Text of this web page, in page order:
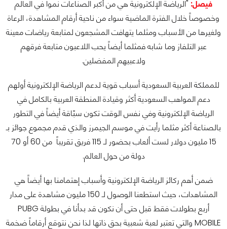
فيصل: "الرياضة الإلكترونية هي من أكبر الصناعات نمواً في العالم
وخصوصاً خلال الفترة الماضية سواء من ناحية أرقام المشاهدة، الرعاة
ولغيرها من الأسباب ومثلما يتهافت المشجعون لمتابعة رياضات معينة
عبر التلفاز وما شابه فمثلما أيضاً يحب اللاعبون متابعة فرقهم
ولاعبيهم المفضلين.
للمملكة العربية السعودية أسباب قوية لدعم الرياضة الإلكترونية أولهم
دعم المواهب السعودية أكثر وقيادة المنطقة العربية بالكامل في
الرياضة الإلكترونية وفي نفس الوقت تكون سبّاقة أيضاً في التطور
بالصناعة أكثر مثلما رأيت في موسم الجيمرز والذي قدم مجموع جوائز بـ
15 مليون دولار لست ألعاب بحضور لـ 115 فريق تقريباً من 60 أو 70
دولة من حول العالم.
ضمن أهم ركائز الرياضة الإلكترونية وأسباب إهتمامنا بها أيضاً هي
المشاهدات، حيث استطعنا الوصول لـ 150 مليون مشاهدة على مدار
أربع بطولات فقط قبل حتى أن نكون قد بدأنا في بطولة PUBG
MOBILE والتي تعتبر لعبة شعبية بحق ذاتها لذا نحن نتوقع أرقاماً ضخمة